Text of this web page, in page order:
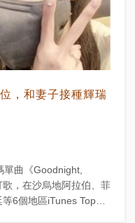
，和妻子接種輝瑞
曲《Goodnight,
，在沙烏地阿拉伯、菲
6個地區iTunes Top